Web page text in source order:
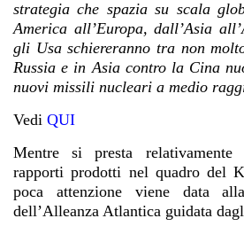
strategia che spazia su scala
America all’Europa, dall’Asia
gli Usa schiereranno tra non
Russia e in Asia contro la Cina
nuovi missili nucleari a medio
Vedi QUI
Mentre si presta
rapporti prodotti nel quadro del
poca attenzione viene data
dell’Alleanza Atlantica guidata